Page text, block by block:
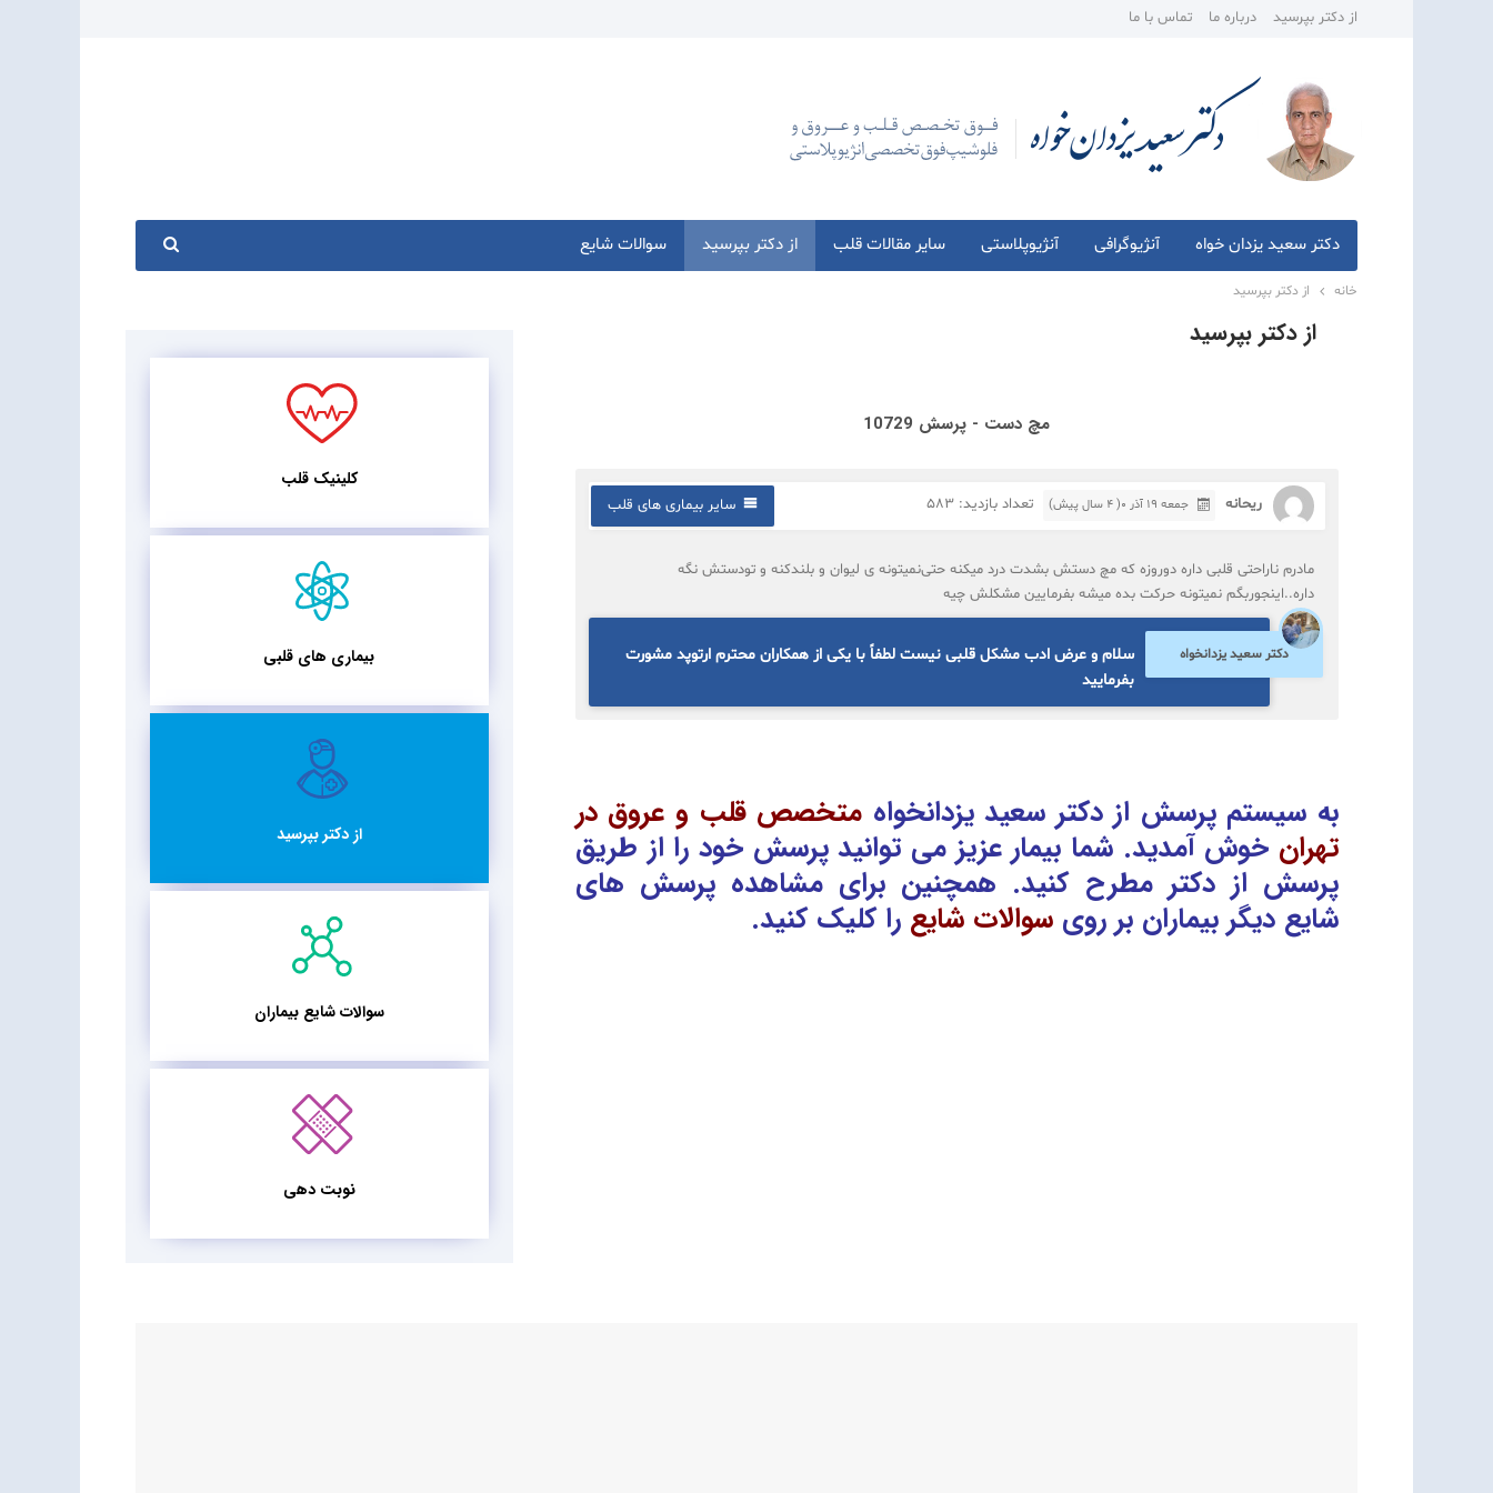
از دکتر بپرسید درباره ما تماس با ما
دکتر سعید یزدان خواه آنژیوگرافی آنژیوپلاستی سایر مقالات قلب از دکتر بپرسید سوالات شایع
خانه از دکتر بپرسید
از دکتر بپرسید
مچ دست - پرسش 10729
ریحانه جمعه ۱۹ آذر ۰( 4 سال پیش) تعداد بازدید: 583 سایر بیماری های قلب
مادرم ناراحتی قلبی داره دوروزه که مچ دستش بشدت درد میکنه حتی‌نمیتونه ی لیوان و بلندکنه و تودستش نگه
داره..اینجوربگم نمیتونه حرکت بده میشه بفرمایین مشکلش چیه
دکتر سعید یزدانخواه
سلام و عرض ادب مشکل قلبی نیست لطفاً با یکی از همکاران محترم ارتوپد مشورت
بفرمایید
به سیستم پرسش از دکتر سعید یزدانخواه متخصص قلب و عروق در
تهران خوش آمدید. شما بیمار عزیز می توانید پرسش خود را از طریق
پرسش از دکتر مطرح کنید. همچنین برای مشاهده پرسش های
شایع دیگر بیماران بر روی سوالات شایع را کلیک کنید.
کلینیک قلب
بیماری های قلبی
از دکتر بپرسید
سوالات شایع بیماران
نوبت دهی